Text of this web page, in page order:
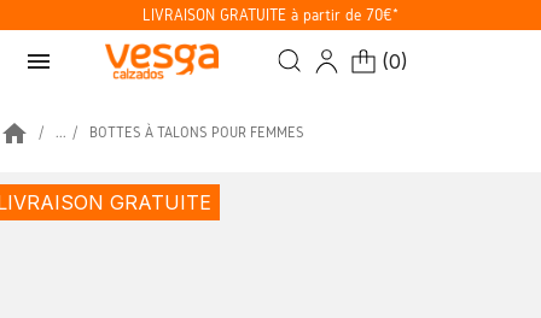
LIVRAISON GRATUITE à partir de 70€*
menu (0)
home ... BOTTES À TALONS POUR FEMMES
GRATUITE